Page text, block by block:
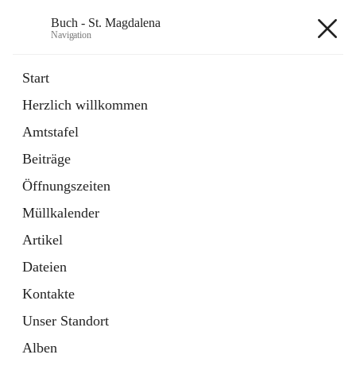
Buch - St. Magdalena
Navigation
Start
Herzlich willkommen
Amtstafel
Beiträge
Öffnungszeiten
Müllkalender
Artikel
Dateien
Kontakte
Unser Standort
Alben
11 Schnellzugriffe
Bürgerservice
10 Schnellzugriffe